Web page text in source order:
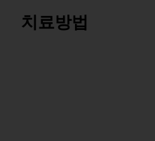
치료방법